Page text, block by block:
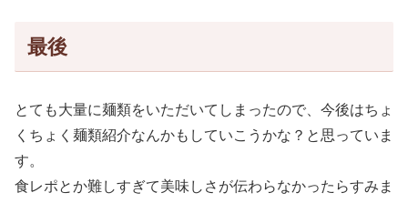
最後
とても大量に麺類をいただいてしまったので、今後はちょ
くちょく麺類紹介なんかもしていこうかな？と思っていま
す。
食レポとか難しすぎて美味しさが伝わらなかったらすみま